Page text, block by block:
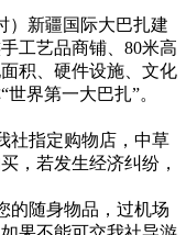
）新疆国际大巴扎建
工艺品商铺、80米高
积、硬件设施、文化
界第一大巴扎”。
社指定购物店，中草
，若发生经济纠纷，
的随身物品，过机场